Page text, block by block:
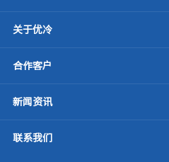
关于优冷
合作客户
新闻资讯
联系我们